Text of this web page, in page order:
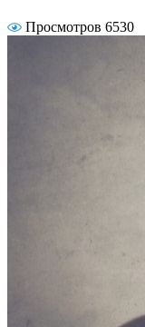
Просмотров 6530